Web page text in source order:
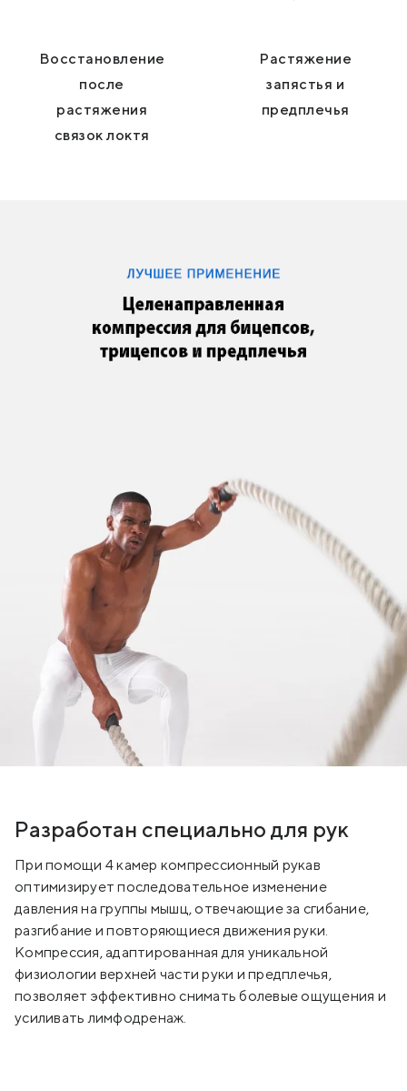
Восстановление
после
растяжения
связок локтя
Растяжение
запястья и
предплечья
Разработан специально для рук
При помощи 4 камер компрессионный рукав
оптимизирует последовательное изменение
давления на группы мышц, отвечающие за сгибание,
разгибание и повторяющиеся движения руки.
Компрессия, адаптированная для уникальной
физиологии верхней части руки и предплечья,
позволяет эффективно снимать болевые ощущения и
усиливать лимфодренаж.